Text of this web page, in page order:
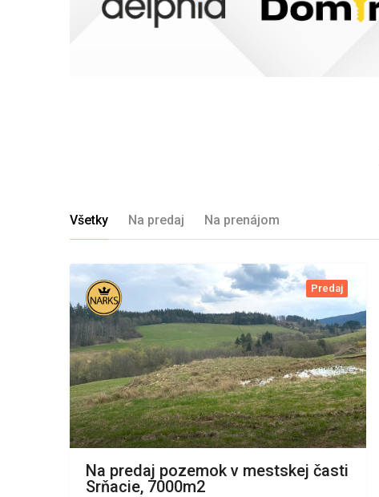
Všetky Na predaj Na prenájom
Predaj
Na predaj pozemok v mestskej časti
Srňacie, 7000m2